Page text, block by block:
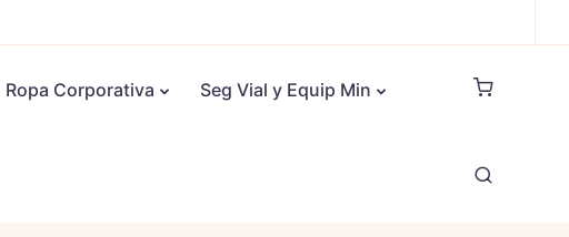
Ropa Corporativa Seg Vial y Equip Min